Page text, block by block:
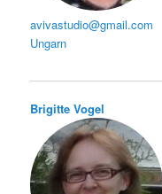
avivastudio@gmail.com
Ungarn
Brigitte Vogel